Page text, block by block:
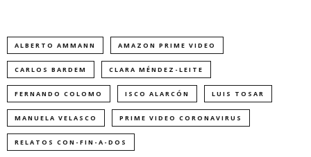
ALBERTO AMMANN AMAZON PRIME VIDEO
CARLOS BARDEM CLARA MÉNDEZ-LEITE
FERNANDO COLOMO ISCO ALARCÓN LUIS TOSAR
MANUELA VELASCO PRIME VIDEO CORONAVIRUS
RELATOS CON-FIN-A-DOS